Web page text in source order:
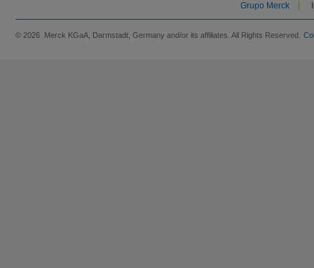
Grupo Merck
© 2026 Merck KGaA, Darmstadt, Germany and/or its affiliates. All Rights Reserved.